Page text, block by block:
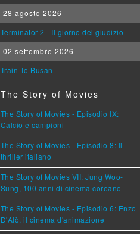
28 agosto 2026
Terminator 2 - Il giorno del giudizio
02 settembre 2026
Train To Busan
The Story of Movies
The Story of Movies - Episodio IX:
Calcio e campioni
The Story of Movies - Episodio 8: Il
thriller italiano
The Story of Movies VII: Jung Woo-
Sung, 100 anni di cinema coreano
The Story of Movies - Episodio 6: Enzo
D'Alò, il cinema d'animazione